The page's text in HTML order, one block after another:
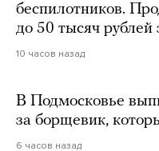
беспилотников.
до 50 тысяч
10 часов назад
В Подмосковье
за борщевик,
6 часов назад